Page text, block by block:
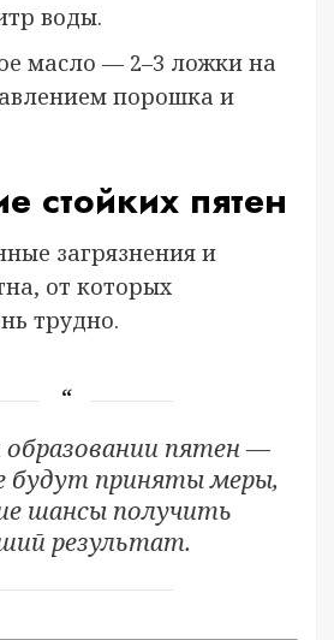
воды.
масло — 2–3 ложки на
порошка и
стойких пятен
загрязнения и
от которых
трудно.
образовании пятен —
будут приняты меры,
шансы получить
результат.